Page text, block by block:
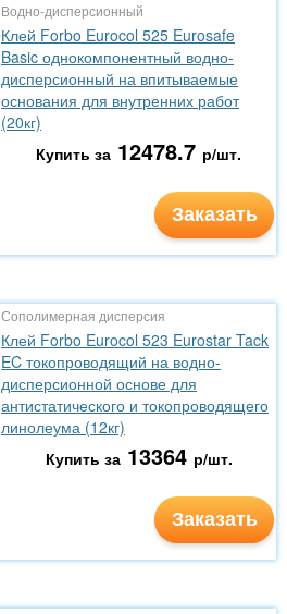
Водно-дисперсионный
Клей Forbo Eurocol 525 Eurosafe
Basic однокомпонентный водно-
дисперсионный на впитываемые
основания для внутренних работ
(20кг)
Купить за 12478.7 р/шт.
Заказать
Сополимерная дисперсия
Клей Forbo Eurocol 523 Eurostar Tack
EC токопроводящий на водно-
дисперсионной основе для
антистатического и токопроводящего
линолеума (12кг)
Купить за 13364 р/шт.
Заказать